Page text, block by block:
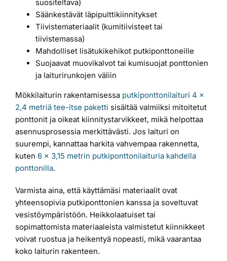
suositeltava)
Säänkestävät läpipulttikiinnitykset
Tiivistemateriaalit (kumitiivisteet tai
tiivistemassa)
Mahdolliset lisätukikehikot putkiponttoneille
Suojaavat muovikalvot tai kumisuojat ponttonien
ja laiturirunkojen väliin
Mökkilaiturin rakentamisessa putkiponttonilaituri 4 x
2,4 metriä tee-itse paketti sisältää valmiiksi mitoitetut
ponttonit ja oikeat kiinnitystarvikkeet, mikä helpottaa
asennusprosessia merkittävästi. Jos laituri on
suurempi, kannattaa harkita vahvempaa rakennetta,
kuten 6 x 3,15 metrin putkiponttonilaituria kahdella
ponttonilla.
Varmista aina, että käyttämäsi materiaalit ovat
yhteensopivia putkiponttonien kanssa ja soveltuvat
vesistöympäristöön. Heikkolaatuiset tai
sopimattomista materiaaleista valmistetut kiinnikkeet
voivat ruostua ja heikentyä nopeasti, mikä vaarantaa
koko laiturin rakenteen.